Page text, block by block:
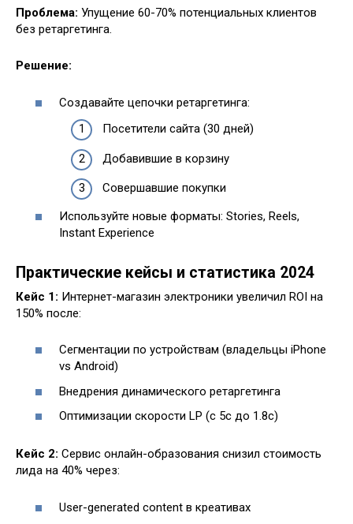
Проблема: Упущение 60-70% потенциальных клиентов
без ретаргетинга.
Решение:
Создавайте цепочки ретаргетинга:
Посетители сайта (30 дней)
Добавившие в корзину
Совершавшие покупки
Используйте новые форматы: Stories, Reels,
Instant Experience
Практические кейсы и статистика 2024
Кейс 1: Интернет-магазин электроники увеличил ROI на
150% после:
Сегментации по устройствам (владельцы iPhone
vs Android)
Внедрения динамического ретаргетинга
Оптимизации скорости LP (с 5с до 1.8с)
Кейс 2: Сервис онлайн-образования снизил стоимость
лида на 40% через:
User-generated content в креативах